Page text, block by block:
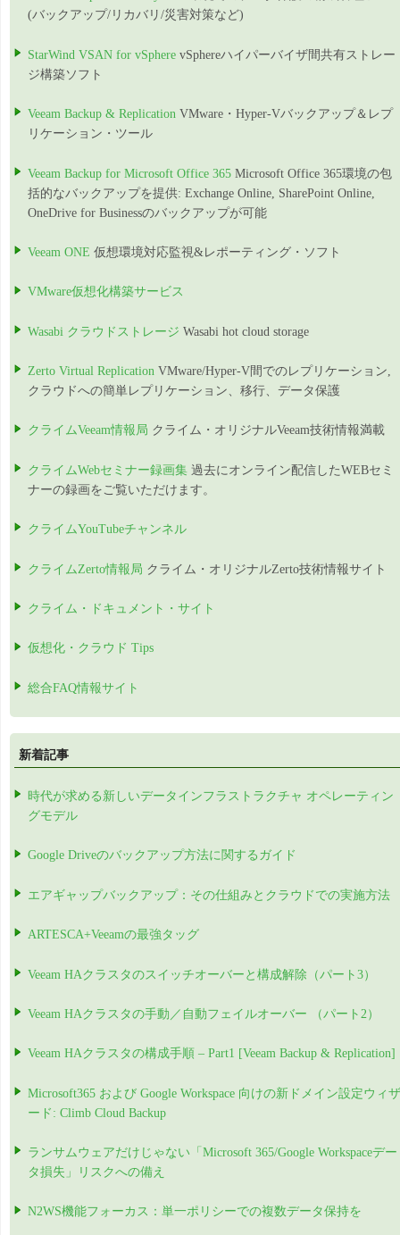
(バックアップ/リカバリ/災害対策など)
StarWind VSAN for vSphere vSphereハイパーバイザ間共有ストレー
ジ構築ソフト
Veeam Backup & Replication VMware・Hyper-Vバックアップ＆レプ
リケーション・ツール
Veeam Backup for Microsoft Office 365 Microsoft Office 365環境の包
括的なバックアップを提供: Exchange Online, SharePoint Online,
OneDrive for Businessのバックアップが可能
Veeam ONE 仮想環境対応監視&レポーティング・ソフト
VMware仮想化構築サービス
Wasabi クラウドストレージ Wasabi hot cloud storage
Zerto Virtual Replication VMware/Hyper-V間でのレプリケーション,
クラウドへの簡単レプリケーション、移行、データ保護
クライムVeeam情報局 クライム・オリジナルVeeam技術情報満載
クライムWebセミナー録画集 過去にオンライン配信したWEBセミ
ナーの録画をご覧いただけます。
クライムYouTubeチャンネル
クライムZerto情報局 クライム・オリジナルZerto技術情報サイト
クライム・ドキュメント・サイト
仮想化・クラウド Tips
総合FAQ情報サイト
新着記事
時代が求める新しいデータインフラストラクチャ オペレーティン
グモデル
Google Driveのバックアップ方法に関するガイド
エアギャップバックアップ：その仕組みとクラウドでの実施方法
ARTESCA+Veeamの最強タッグ
Veeam HAクラスタのスイッチオーバーと構成解除（パート3）
Veeam HAクラスタの手動／自動フェイルオーバー （パート2）
Veeam HAクラスタの構成手順 – Part1 [Veeam Backup & Replication]
Microsoft365 および Google Workspace 向けの新ドメイン設定ウィザ
ード: Climb Cloud Backup
ランサムウェアだけじゃない「Microsoft 365/Google Workspaceデー
タ損失」リスクへの備え
N2WS機能フォーカス：単一ポリシーでの複数データ保持を